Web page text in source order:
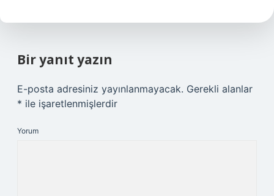
Bir yanıt yazın
E-posta adresiniz yayınlanmayacak. Gerekli alanlar
* ile işaretlenmişlerdir
Yorum